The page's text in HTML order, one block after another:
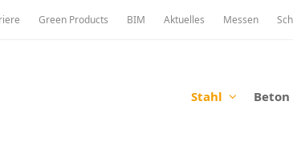
Green Products BIM Aktuelles Messen
Stahl Beton